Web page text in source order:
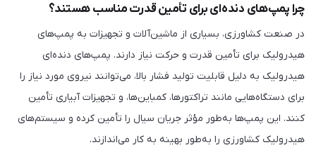
چرا پمپ‌های دنده‌ای برای تأمین قدرت مناسب هستند؟
در صنعت کشاورزی، بسیاری از ماشین‌آلات و تجهیزات به پمپ‌های
هیدرولیک برای تأمین قدرت و حرکت نیاز دارند. پمپ‌های دنده‌ای
هیدرولیک به دلیل قابلیت تولید فشار بالا، می‌توانند نیروی مورد نیاز را
برای دستگاه‌هایی مانند تراکتورها، کمباین‌ها، و تجهیزات آبیاری تأمین
کنند. این پمپ‌ها به‌طور مؤثر جریان سیال را تأمین کرده و سیستم‌های
هیدرولیک کشاورزی را به‌طور بهینه به کار می‌اندازند.